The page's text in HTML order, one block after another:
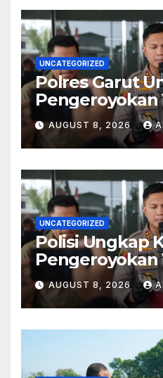
UNCATEGORIZED
Polres Garut
Pengeroyokan
Tarogong
Knalpot Brong
AUGUST 8, 2026
UNCATEGORIZED
Polisi Ungkap
Pengeroyokan
Tarogong
Knalpot Brong
AUGUST 8, 2026